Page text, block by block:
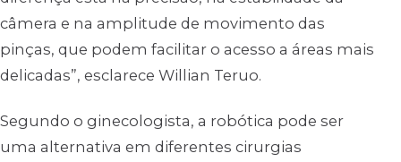
câmera e na amplitude de movimento das
pinças, que podem facilitar o acesso a áreas mais
delicadas”, esclarece Willian Teruo.
Segundo o ginecologista, a robótica pode ser
uma alternativa em diferentes cirurgias